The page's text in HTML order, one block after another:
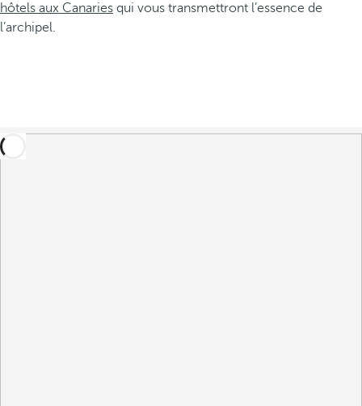
hôtels aux Canaries qui vous transmettront l’essence de
l’archipel.